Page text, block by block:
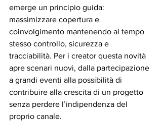
emerge un principio guida:
massimizzare copertura e
coinvolgimento mantenendo al tempo
stesso controllo, sicurezza e
tracciabilità. Per i creator questa novità
apre scenari nuovi, dalla partecipazione
a grandi eventi alla possibilità di
contribuire alla crescita di un progetto
senza perdere l’indipendenza del
proprio canale.